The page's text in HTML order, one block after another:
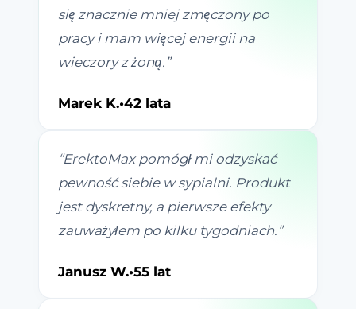
się znacznie mniej zmęczony po
pracy i mam więcej energii na
wieczory z żoną. ”
Marek K.•42 lata
“ErektoMax pomógł mi odzyskać
pewność siebie w sypialni. Produkt
jest dyskretny, a pierwsze efekty
zauważyłem po kilku tygodniach. ”
Janusz W.•55 lat